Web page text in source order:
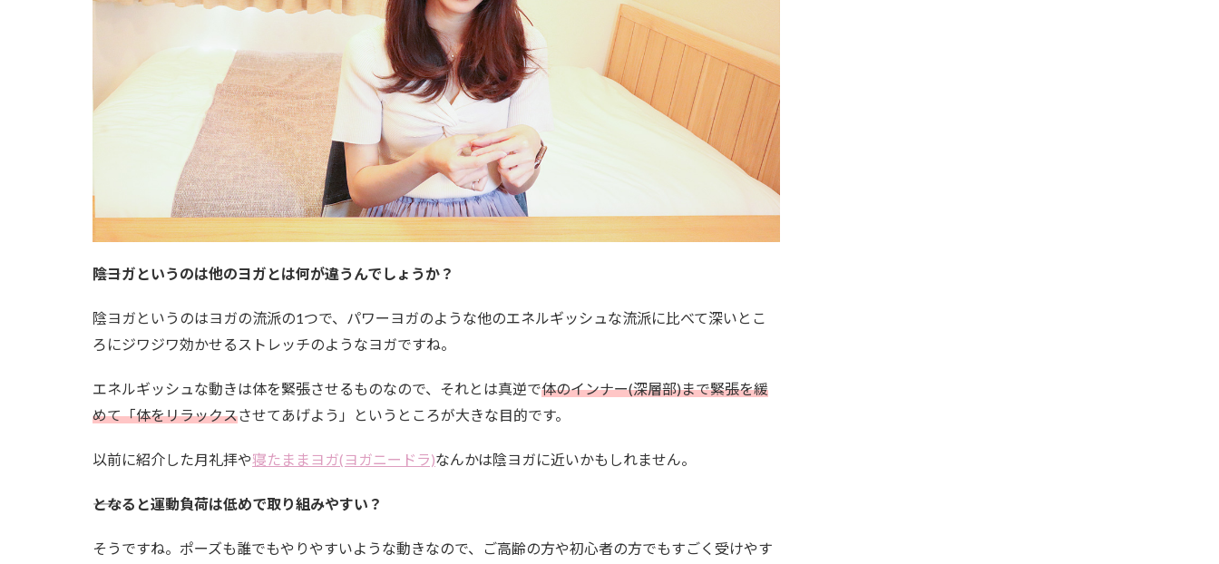
――陰ヨガというのは他のヨガとは何が違うんでしょうか？
陰ヨガというのはヨガの流派の1つで、パワーヨガのような他のエネルギッシュな流派に比べて深いとこ
ろにジワジワ効かせるストレッチのようなヨガですね。
エネルギッシュな動きは体を緊張させるものなので、それとは真逆で体のインナー(深層部)まで緊張を緩
めて「体をリラックスさせてあげよう」というところが大きな目的です。
以前に紹介した月礼拝や寝たままヨガ(ヨガニードラ)なんかは陰ヨガに近いかもしれません。
――となると運動負荷は低めで取り組みやすい？
そうですね。ポーズも誰でもやりやすいような動きなので、ご高齢の方や初心者の方でもすごく受けやす